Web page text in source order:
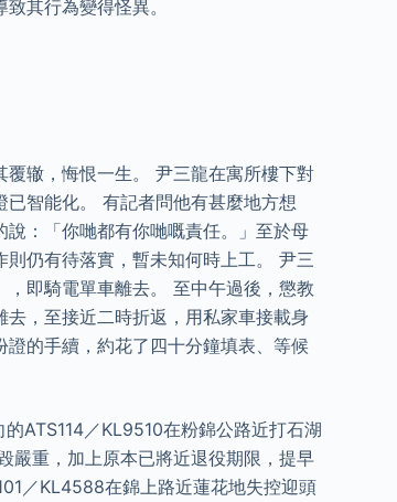
其行為變得怪異。
辙，悔恨一生。 尹三龍在寓所樓下對
智能化。 有記者問他有甚麼地方想
：「你哋都有你哋嘅責任。」至於母
仍有待落實，暫未知何時上工。 尹三
即騎電單車離去。 至中午過後，懲教
，至接近二時折返，用私家車接載身
的手續，約花了四十分鐘填表、等候
ATS114／KL9510在粉錦公路近打石湖
嚴重，加上原本已將近退役期限，提早
／KL4588在錦上路近蓮花地失控迎頭